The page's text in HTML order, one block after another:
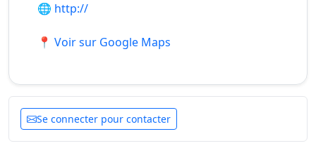
🌐 http://
📍 Voir sur Google Maps
Se connecter pour contacter